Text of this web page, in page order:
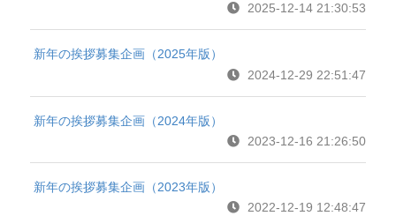
2025-12-14 21:30:53
新年の挨拶募集企画（2025年版）
2024-12-29 22:51:47
新年の挨拶募集企画（2024年版）
2023-12-16 21:26:50
新年の挨拶募集企画（2023年版）
2022-12-19 12:48:47